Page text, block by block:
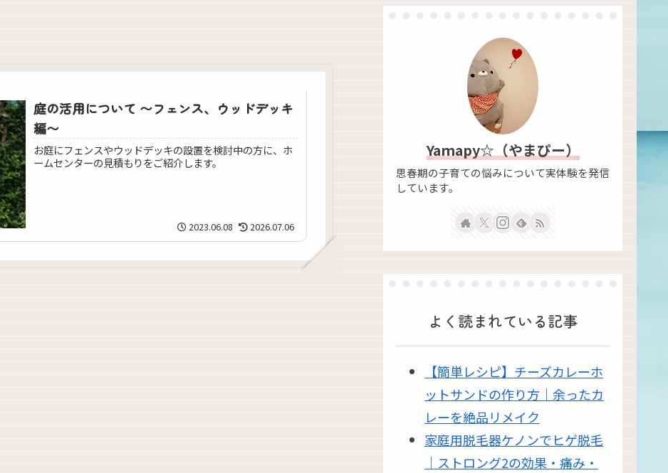
庭の活用について 〜フェンス、ウッドデッキ
編〜
お庭にフェンスやウッドデッキの設置を検討中の方に、ホ
ームセンターの見積もりをご紹介します。
2023.06.08 2026.07.06
Yamapy☆（やまぴー）
思春期の子育ての悩みについて実体験を発信
しています。
よく読まれている記事
【簡単レシピ】チーズカレーホ
ットサンドの作り方｜余ったカ
レーを絶品リメイク
家庭用脱毛器ケノンでヒゲ脱毛
｜ストロング2の効果・痛み・